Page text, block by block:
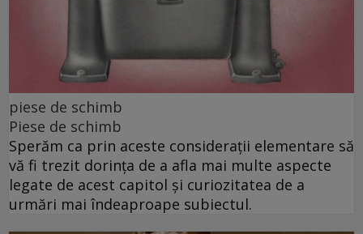
piese de schimb
Piese de schimb
Sperăm ca prin aceste considerații elementare să
vă fi trezit dorința de a afla mai multe aspecte
legate de acest capitol și curiozitatea de a
urmări mai îndeaproape subiectul.